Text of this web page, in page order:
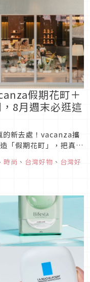
假期花町＋
8月週末必逛這
的新去處！vacanza攜
「假期花町」，把真鮮
，到護手霜DIY、限定
排起來！
時尚 、 台灣好物 、 台灣好